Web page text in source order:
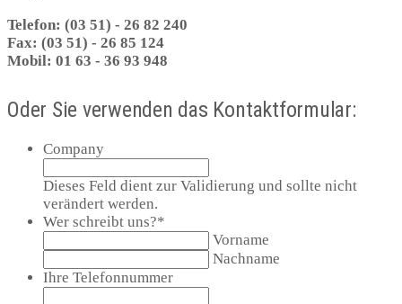
Telefon: (03 51) - 26 82 240
Fax: (03 51) - 26 85 124
Mobil: 01 63 - 36 93 948
Oder Sie verwenden das Kontaktformular:
Company
Dieses Feld dient zur Validierung und sollte nicht
verändert werden.
Wer schreibt uns?*
Vorname
Nachname
Ihre Telefonnummer